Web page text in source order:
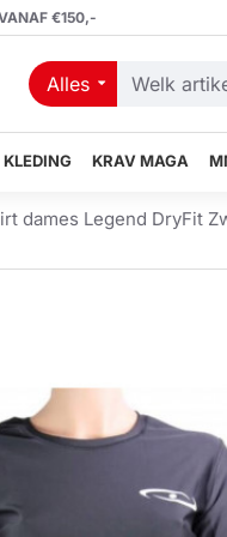
€150,-
Alles
Welk
zoekt
KLEDING KRAV MAGA
dames Legend DryFit